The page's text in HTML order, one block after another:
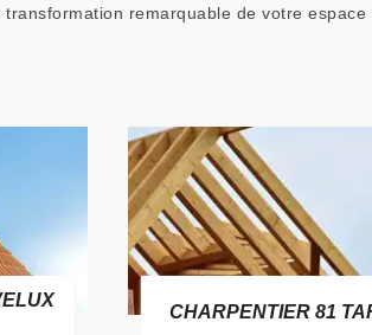
remarquable de votre
CHARPENTIER 81